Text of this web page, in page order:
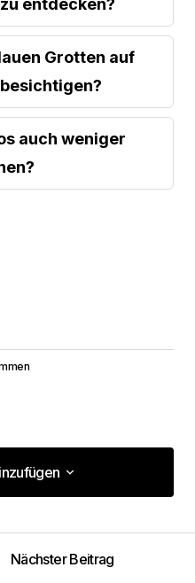
entdecken?
Grotten auf
auch weniger
nicht
Nächster Beitrag